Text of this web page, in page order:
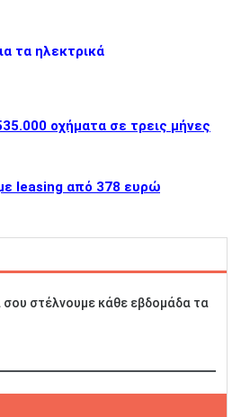
τα ηλεκτρικά
οχήματα σε τρεις μήνες
leasing από 378 ευρώ
στέλνουμε κάθε εβδομάδα τα